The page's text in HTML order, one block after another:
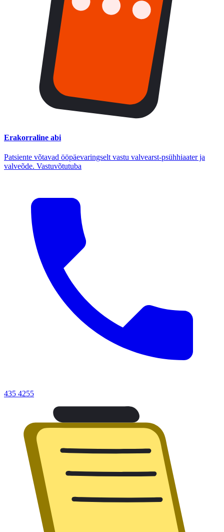
Erakorraline abi
Patsiente võtavad ööpäevaringselt vastu valvearst-psühhiaater ja
valveõde. Vastuvõtutuba
435 4255